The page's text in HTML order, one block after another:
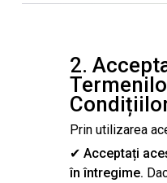
2.
Prin utilizarea
✔ Acceptați
în întregime.